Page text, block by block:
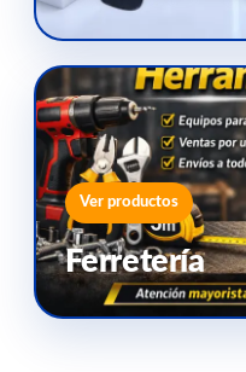
Ver productos
Ferretería